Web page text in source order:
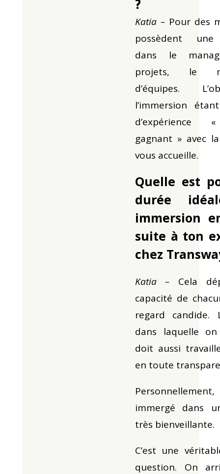
Katia – Pour des
possèdent une
dans le
projets, le
d’équipes.
l’immersion
d’expérience
gagnant » avec
vous accueille.
Quelle est
durée
immersion
suite à ton
chez
Katia – Cela
capacité de
regard candide.
dans laquelle
doit aussi
en toute
immergé dans
très bienveillante.
C’est une
question. On